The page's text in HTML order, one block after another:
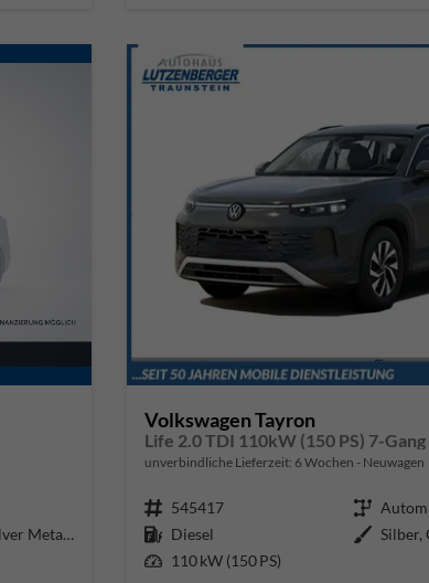
Silber, Oyster Silver Metallic (
Volkswagen Tayron
Life 2.0 TDI 110kW (150 PS) 7-Gang
unverbindliche Lieferzeit: 6 Wochen Neuwagen
Fahrzeugnr. 545417 Getriebe
Kraftstoff Diesel Außenfarbe
Leistung 110 kW (150 PS)